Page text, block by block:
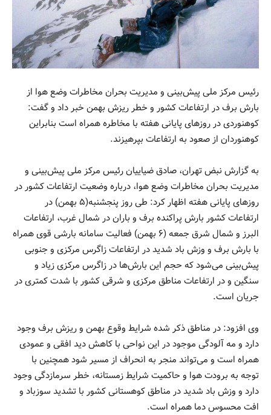
رئیس مرکز ملی پیش‌بینی و مدیریت بحران مخاطرات وضع هوا از
بارش برف در ارتفاعات کشور و خطر ریزش بهمن خبر داد و گفت:
کوهنوردی در روزهای پایانی هفته با مخاطره همراه است بنابراین
کوهنوردان از صعود به ارتفاعات بپرهیزند.
به گزارش نبض تهران، صادق ضیاییان رئیس مرکز ملی پیش‌بینی و
مدیریت بحران مخاطرات وضع هوا، درباره وضعیت ارتفاعات کشور در
روزهای پایانی هفته اظهار کرد: طی روز پنجشنبه(۵ بهمن) در
ارتفاعات کشور بارش پراکنده برف و باران در شمال غرب، ارتفاعات
البرز و شمال شرق جمعه (۶ بهمن) فعالیت سامانه بارشی قوی همراه
با بارش برف و وزش باد شدید در ارتفاعات زاگرس مرکزی و جنوبی
پیش‌بینی می‌شود که حجم این بارش‌ها در زاگرس مرکزی زیاد و
سنگین و در ارتفاعات مناطق مرکزی و شرقی کشور با شدت کمتری در
جریان است.
وی افزود: در مناطق ذکر شده شرایط وقوع بهمن و ریزش برف وجود
دارد و مه آلودگی موجود در این نواحی با کاهش دید افقی و عمودی
همراه است و می‌تواند منجر به انحراف از مسیر شود همچنین با
توجه به برودت هوا و حاکمیت شرایط زمستانه، خطر سرمازدگی وجود
دارد و وزش باد شدید در مناطق کوهستانی کشور با تشدید سوزباد و
افت محسوس دما همراه است.